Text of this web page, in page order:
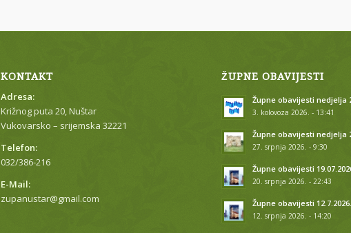
KONTAKT
Adresa:
Križnog puta 20, Nuštar
Vukovarsko – srijemska 32221
Telefon:
032/386-216
E-Mail:
zupanustar@gmail.com
ŽUPNE OBAVIJESTI
Župne obavijesti nedjelja
3. kolovoza 2026. - 13:41
Župne obavijesti nedjelja
27. srpnja 2026. - 9:30
Župne obavijesti
20. srpnja 2026. - 22:43
Župne obavijesti
12. srpnja 2026. - 14:20